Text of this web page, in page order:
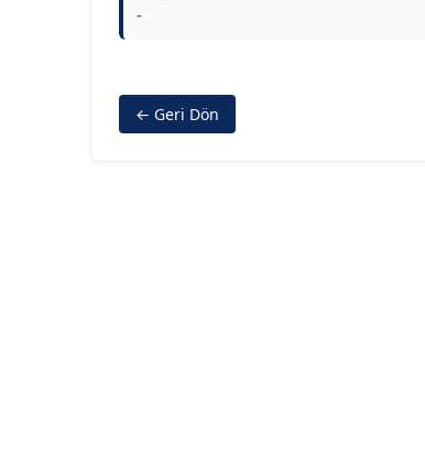
-
← Geri Dön